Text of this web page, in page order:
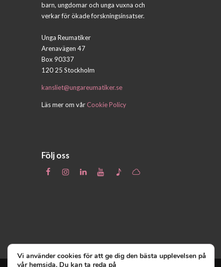
barn, ungdomar och unga vuxna och
verkar för ökade forskningsinsatser.
Unga Reumatiker
Arenavägen 47
Box 90337
120 25 Stockholm
kansliet@ungareumatiker.se
Läs mer om vårCookie Policy
Följ oss
Vi använder cookies för att ge dig den bästa upplevelsen på
vår hemsida. Du kan ta reda på